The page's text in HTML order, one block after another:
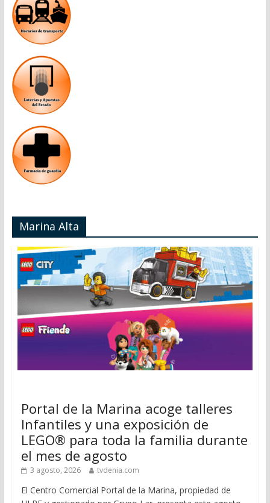
Marina Alta
Portal de la Marina acoge talleres
Infantiles y una exposición de
LEGO® para toda la familia durante
el mes de agosto
3 agosto, 2026 tvdenia.com
El Centro Comercial Portal de la Marina, propiedad de